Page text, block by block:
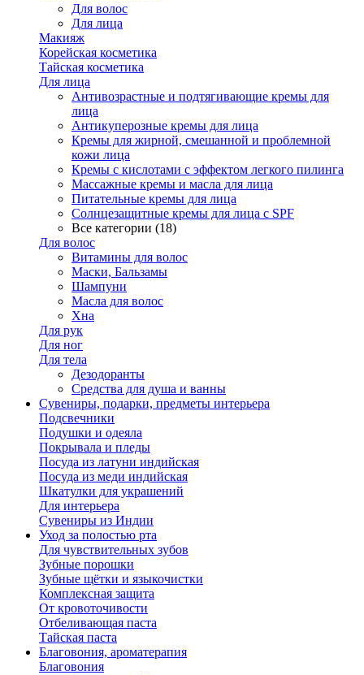
Для волос
Для лица
Макияж
Корейская косметика
Тайская косметика
Для лица
Антивозрастные и подтягивающие кремы для
лица
Антикуперозные кремы для лица
Кремы для жирной, смешанной и проблемной
кожи лица
Кремы с кислотами с эффектом легкого пилинга
Массажные кремы и масла для лица
Питательные кремы для лица
Солнцезащитные кремы для лица с SPF
Все категории (18)
Для волос
Витамины для волос
Маски, Бальзамы
Шампуни
Масла для волос
Хна
Для рук
Для ног
Для тела
Дезодоранты
Средства для душа и ванны
Сувениры, подарки, предметы интерьера
Подсвечники
Подушки и одеяла
Покрывала и пледы
Посуда из латуни индийская
Посуда из меди индийская
Шкатулки для украшений
Для интерьера
Сувениры из Индии
Уход за полостью рта
Для чувствительных зубов
Зубные порошки
Зубные щётки и языкочистки
Комплексная защита
От кровоточивости
Отбеливающая паста
Тайская паста
Благовония, ароматерапия
Благовония